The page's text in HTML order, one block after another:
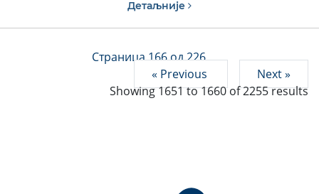
Детаљније
Страница 166 од 226
« Previous
Next »
Showing1651to1660of2255results